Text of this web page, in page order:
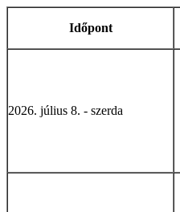
Időpont
2026. július 8. - szerda